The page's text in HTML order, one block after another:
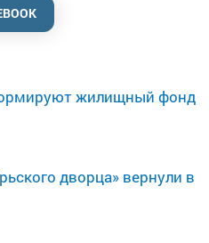
жилищный фонд
дворца» вернули в